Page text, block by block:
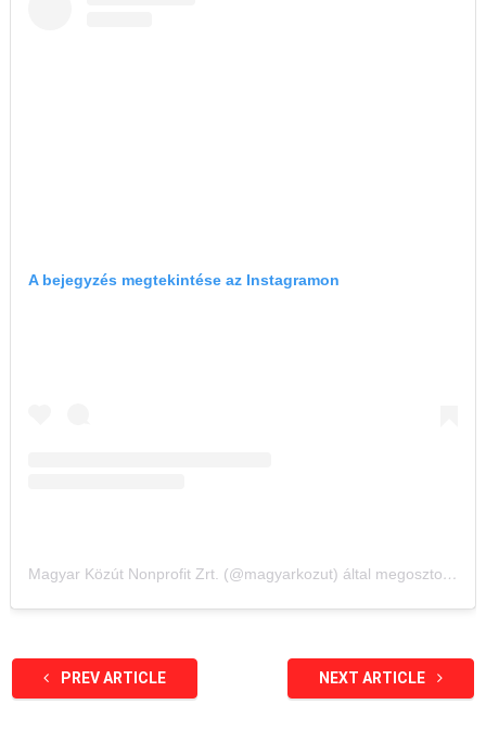
A bejegyzés megtekintése az Instagramon
Magyar Közút Nonprofit Zrt. (@magyarkozut) által megosztott bejegyzés
PREV ARTICLE NEXT ARTICLE